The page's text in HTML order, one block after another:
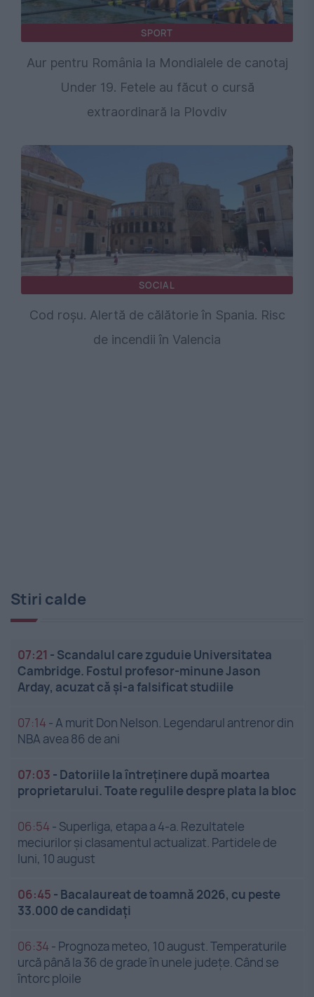
SPORT
Aur pentru România la Mondialele de canotaj
Under 19. Fetele au făcut o cursă
extraordinară la Plovdiv
SOCIAL
Cod roșu. Alertă de călătorie în Spania. Risc
de incendii în Valencia
Stiri calde
07:21 - Scandalul care zguduie Universitatea
Cambridge. Fostul profesor-minune Jason
Arday, acuzat că și-a falsificat studiile
07:14 - A murit Don Nelson. Legendarul antrenor din
NBA avea 86 de ani
07:03 - Datoriile la întreținere după moartea
proprietarului. Toate regulile despre plata la bloc
06:54 - Superliga, etapa a 4-a. Rezultatele
meciurilor și clasamentul actualizat. Partidele de
luni, 10 august
06:45 - Bacalaureat de toamnă 2026, cu peste
33.000 de candidați
06:34 - Prognoza meteo, 10 august. Temperaturile
urcă până la 36 de grade în unele județe. Când se
întorc ploile